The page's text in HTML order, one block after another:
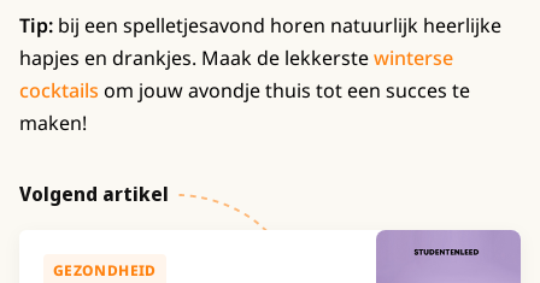
Tip: bij een spelletjesavond horen natuurlijk heerlijke
hapjes en drankjes. Maak de lekkerstewinterse
cocktails om jouw avondje thuis tot een succes te
maken!
Volgend artikel
GEZONDHEID